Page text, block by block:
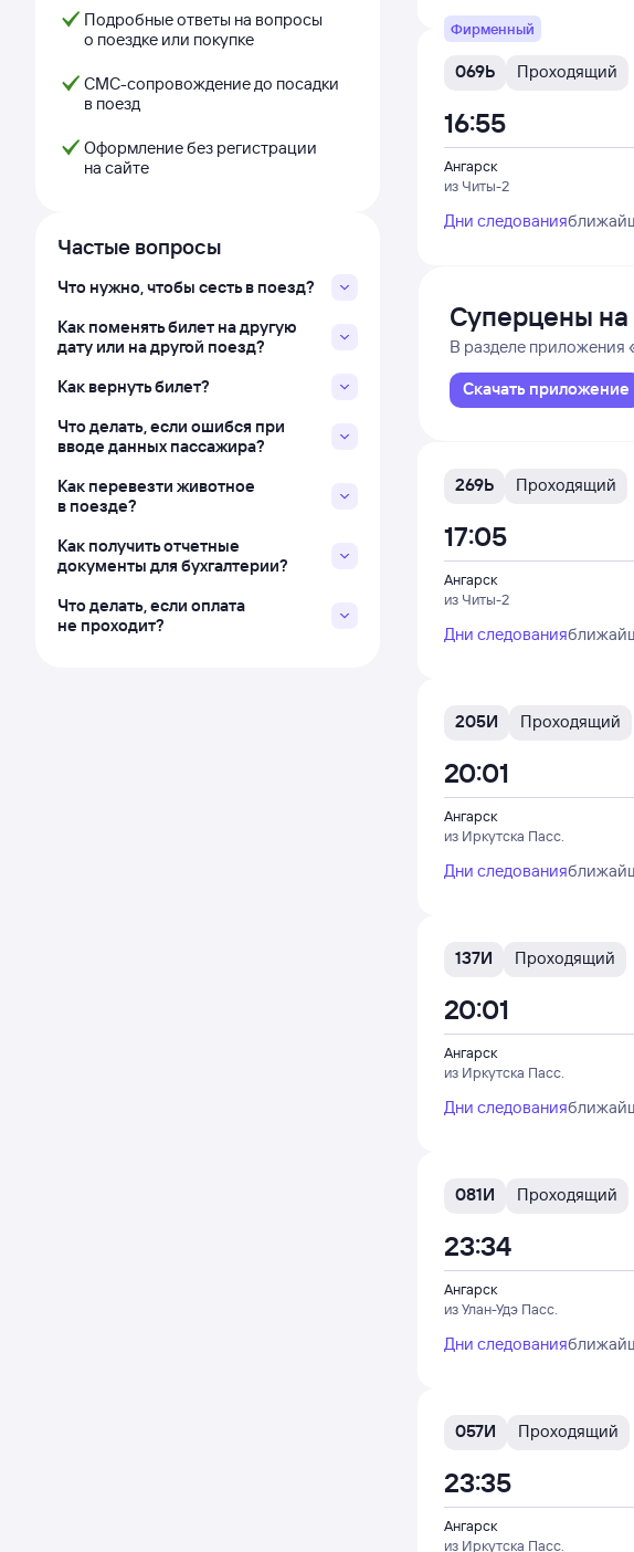
Подробные ответы на вопросы
о поездке или покупке
СМС-сопровождение до посадки
в поезд
Оформление без регистрации
на сайте
Частые вопросы
Что нужно, чтобы сесть в поезд?
Как поменять билет на другую
дату или на другой поезд?
Как вернуть билет?
Что делать, если ошибся при
вводе данных пассажира?
Как перевезти животное
в поезде?
Как получить отчетные
документы для бухгалтерии?
Что делать, если оплата
не проходит?
Фирменный
069Ь Проходящий
Ангарск
из Читы-2
16:55
Дни следования
Суперцены
В разделе приложения
Скачать приложение
269Ь Проходящий
Ангарск
из Читы-2
17:05
Дни следования
205И Проходящий
Ангарск
из Иркутска Пасс.
20:01
Дни следования
137И Проходящий
Ангарск
из Иркутска Пасс.
20:01
Дни следования
081И Проходящий
Ангарск
из Улан-Удэ Пасс.
23:34
Дни следования
057И Проходящий
Ангарск
из Иркутска Пасс.
23:35